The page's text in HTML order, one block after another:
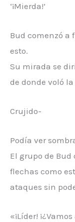
‘¡Mierda!’
Bud comenzó a
esto.
Su mirada se
de donde voló
Crujido-
Podía ver
El grupo de
flechas como
ataques sin
«¡Líder!